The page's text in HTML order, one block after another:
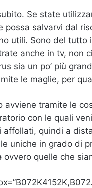
Se state
possa salvarvi dal
utili. Sono del tutto
anche in tv, non
sia un po’ più
le maglie, per
avviene tramite le
con le quali
affollati, quindi a
uniche in grado di
ovvero quelle che